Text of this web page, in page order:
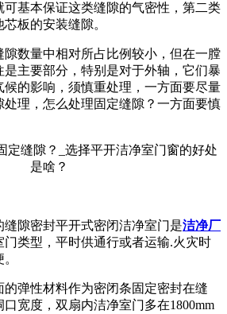
基本保证这类缝隙的气密性，第二类
板的安装缝隙。
隙数量中相对所占比例较小，但在一膛
主要部分，特别是对于外轴，它们暴
候的影响，须慎重处理，一方面要尽量
理，怎么处理固定缝隙？一方面要慎
缝隙密封平开式密闭洁净室门是洁净厂
类型，平时供通行或者运输.火灾时
的弹性材料作为密闭条固定密封在缝
宽度，双扇内洁净室门多在1800mm